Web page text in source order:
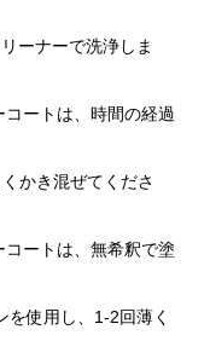
ーナーで洗浄しま
ートは、時間の経過
かき混ぜてくださ
ートは、無希釈で塗
使用し、1-2回薄く